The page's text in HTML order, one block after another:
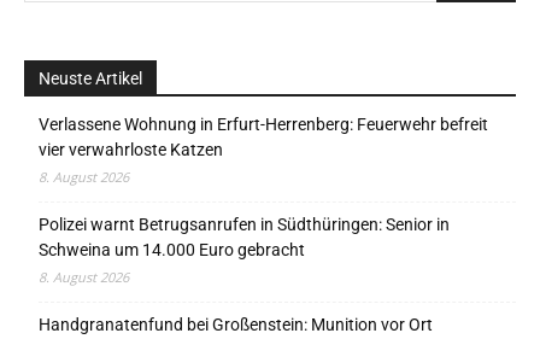
Neuste Artikel
Verlassene Wohnung in Erfurt-Herrenberg: Feuerwehr befreit
vier verwahrloste Katzen
8. August 2026
Polizei warnt Betrugsanrufen in Südthüringen: Senior in
Schweina um 14.000 Euro gebracht
8. August 2026
Handgranatenfund bei Großenstein: Munition vor Ort